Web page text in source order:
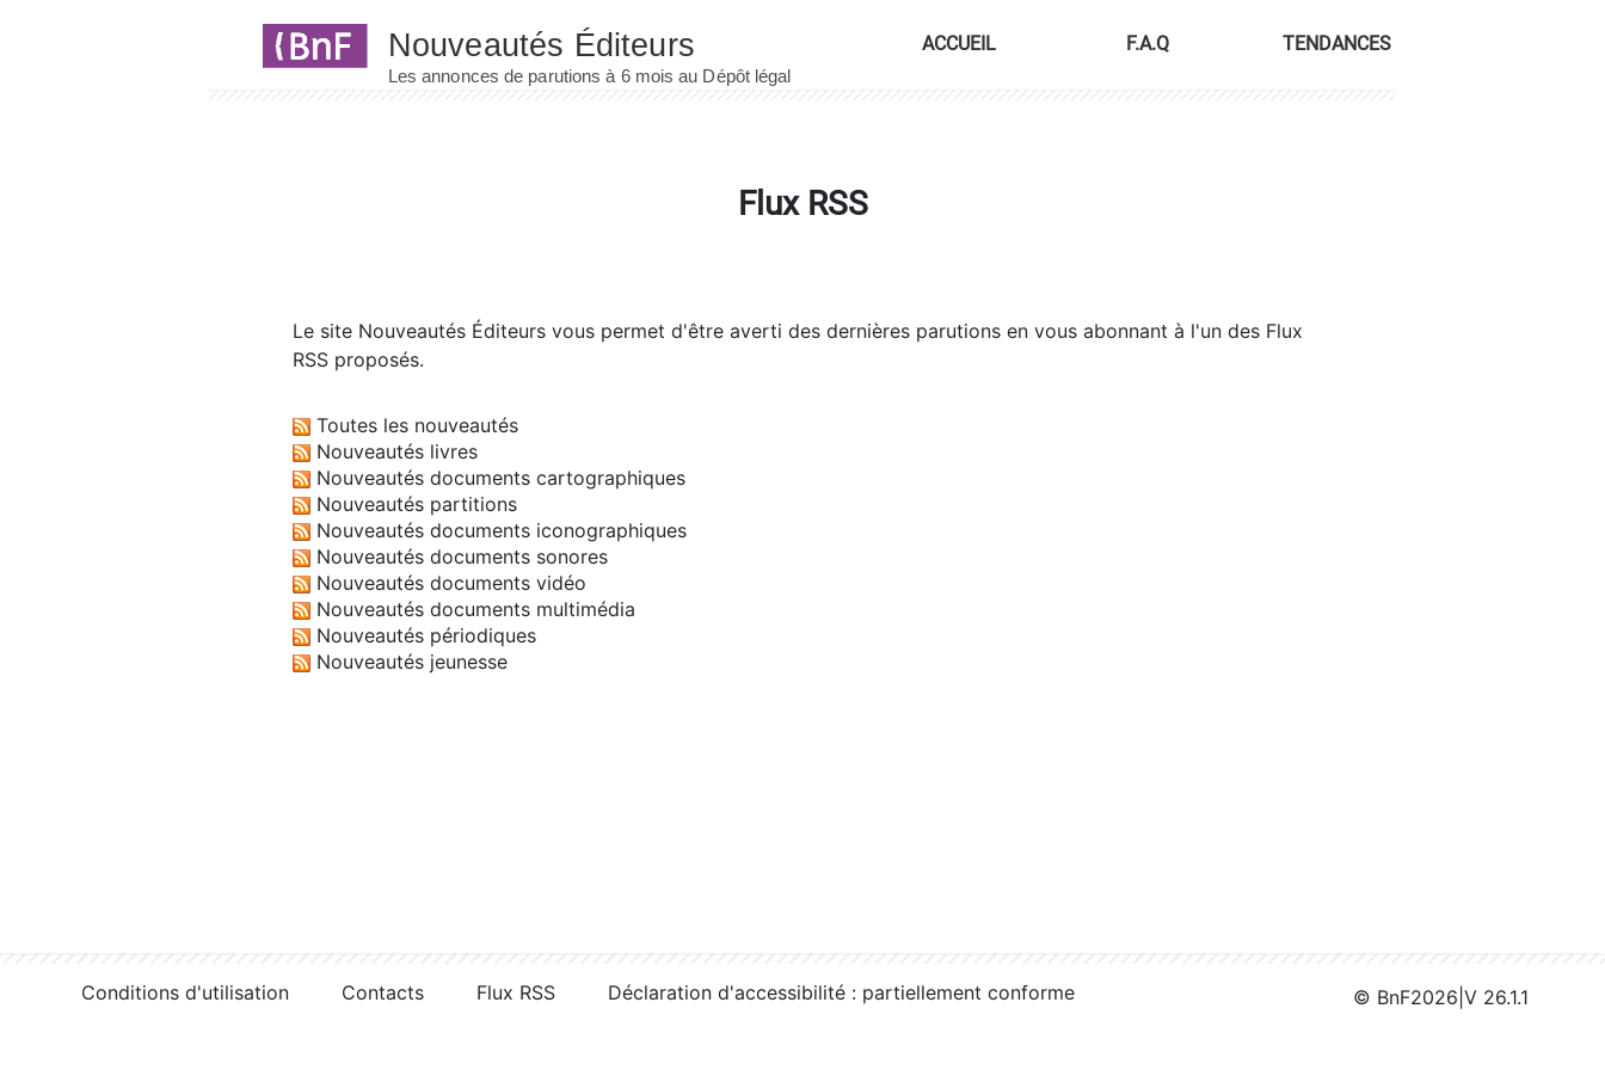
ACCUEIL F.A.Q TENDANCES
Flux RSS
Le site Nouveautés Éditeurs vous permet d'être averti des dernières parutions en vous abonnant à l'un des Flux
RSS proposés.
Toutes les nouveautés
Nouveautés livres
Nouveautés documents cartographiques
Nouveautés partitions
Nouveautés documents iconographiques
Nouveautés documents sonores
Nouveautés documents vidéo
Nouveautés documents multimédia
Nouveautés périodiques
Nouveautés jeunesse
Conditions d'utilisation Contacts Flux RSS Déclaration d'accessibilité : partiellement conforme © BnF2026 V 26.1.1